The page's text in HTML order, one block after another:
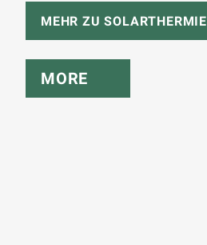
MEHR ZU SOLARTHERMIE
MORE